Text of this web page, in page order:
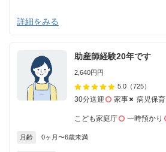
詳細をみる
助産師経験20年です
2,640円円
5.0 （725）
30分送迎 家事 病児保育
こども家庭庁 一時預かり
月齢 0ヶ月〜6歳未満